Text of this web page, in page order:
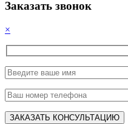
Заказать звонок
×